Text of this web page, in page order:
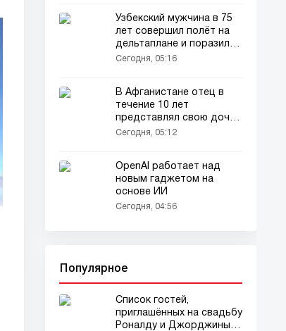
Узбекский мужчина в 75
лет совершил полёт на
дельтаплане и поразил
пользователей сети
Сегодня, 05:16
В Афганистане отец в
течение 10 лет
представлял свою дочь
окружающим как
Сегодня, 05:12
OpenAI работает над
новым гаджетом на
основе ИИ
Сегодня, 04:56
Популярное
Список гостей,
приглашённых на свадьбу
Роналду и Джорджины,